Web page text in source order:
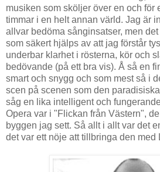
musiken som sköljer över en och för
timmar i en helt annan värld. Jag är
allvar bedöma sånginsatser, men
som säkert hjälps av att jag förstår
underbar klarhet i rösterna, kör och
bedövande (på ett bra vis). Å så en
smart och snygg och som mest så i
scen på scenen som den
såg en lika intelligent och
Opera var i "Flickan från Västern",
byggen jag sett. Så allt i allt var det
det var ett nöje att tillbringa den med